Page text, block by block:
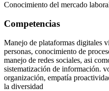
Conocimiento del mercado
Competencias
Manejo de plataformas digitales
personas, conocimiento de
manejo de redes sociales, asi
sistematización de información.
organización, empatía
la diversidad